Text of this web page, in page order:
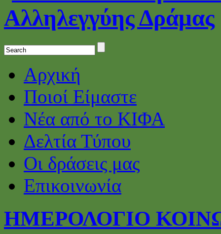
Αρχική
Ποιοί Είμαστε
Νέα από το ΚΙΦΑ
Δελτία Τύπου
Οι δράσεις μας
Επικοινωνία
ΗΜΕΡΟΛΟΓΙΟ